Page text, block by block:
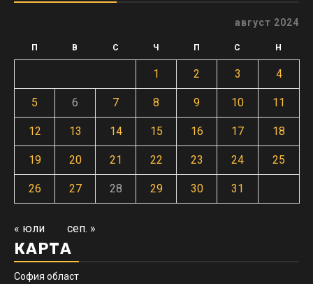
август 2024
П В С Ч П С Н
1 2 3 4
5 6 7 8 9 10 11
12 13 14 15 16 17 18
19 20 21 22 23 24 25
26 27 28 29 30 31
« юли сеп. »
КАРТА
София област